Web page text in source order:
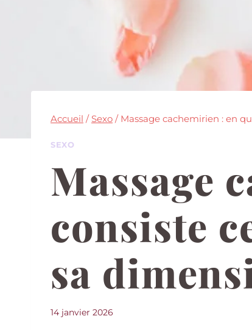
Accueil / Sexo / Massage cachemirien : en
SEXO
Massage
consiste
sa
14 janvier 2026